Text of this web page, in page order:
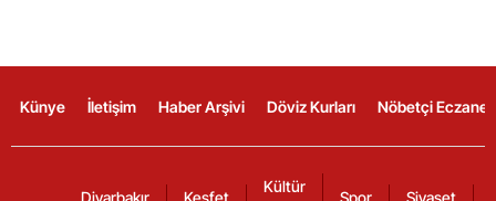
Künye İletişim Haber Arşivi Döviz Kurları Nöbetçi
Diyarbakır Keşfet
Kültür
Spor Siyaset